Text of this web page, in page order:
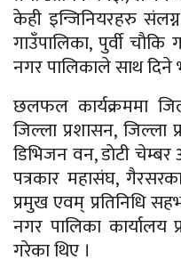
केही इन्जिनियरहरु
गाउँपालिका, पुर्वी
नगर पालिकाले साथ
छलफल कार्यक्रममा
जिल्ला प्रशासन, जिल्ला
डिभिजन वन, डाेटी चेम्बर
पत्रकार महासंघ,
प्रमुख एवम् प्रतिनिधि
नगर पालिका
गरेका थिए ।